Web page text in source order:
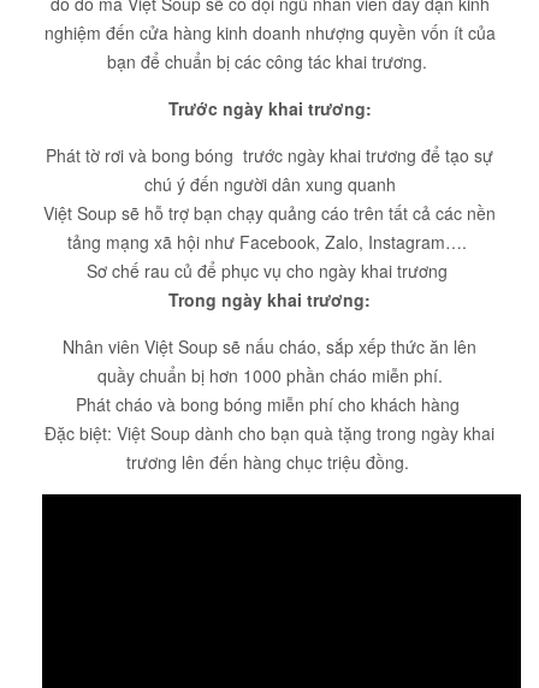
nghiệm đến cửa hàng kinh doanh nhượng quyền vốn ít của
bạn để chuẩn bị các công tác khai trương.
Trước ngày khai trương:
Phát tờ rơi và bong bóng trước ngày khai trương để tạo sự
chú ý đến người dân xung quanh
Việt Soup sẽ hỗ trợ bạn chạy quảng cáo trên tất cả các nền
tảng mạng xã hội như Facebook, Zalo, Instagram….
Sơ chế rau củ để phục vụ cho ngày khai trương
Trong ngày khai trương:
Nhân viên Việt Soup sẽ nấu cháo, sắp xếp thức ăn lên
quầy chuẩn bị hơn 1000 phần cháo miễn phí.
Phát cháo và bong bóng miễn phí cho khách hàng
Đặc biệt: Việt Soup dành cho bạn quà tặng trong ngày khai
trương lên đến hàng chục triệu đồng.